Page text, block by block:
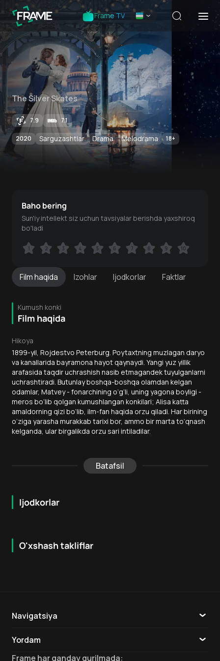
Frame TV
The Silver Skates
7.9 7.1
2020 Sarguzashtlar Drama Melodrama 18+
Filmhaqida Izohlar Ijodkorlar Faktlar
Kumush konki
Film haqida
Hikoya
1899-yil, Rojdestvo Peterburg. Poytaxtning muzlagan daryo
va kanallarida bayramona hayot qaynaydi. Yangi yuz yillik
arafasida taqdir uchrashish nasib etmagandek tuyulganlarni
uchrashtiradi. Butunlay boshqa-boshqa olamdan kelgan
odamlar, Matvey - fonarchining o‘g‘li, uning yagona boyligi -
meros bo‘lib qolgan kumushlangan konkilari; Alisa katta
amaldorning qizi bo‘lib, ilm-fan haqida orzu qiladi. Har birining
o‘ziga yarasha murakkab tarixi bor, ammo bir marta to‘qnash
kelganda, ular birgalikda orzu sari intiladilar.
Batafsil
Ijodkorlar
Baho bering
Sun'iy intellekt siz uchun tavsiyalar berishda yaxshiroq
bo'ladi
1 2 3 4 5 6 7 8 9 10
1 2 3 4 5 6 7 8 9 10
O'xshash takliflar
18 + 7.1
Navigatsiya
Yordam
Aloqa
Frame har qanday qurilmada: